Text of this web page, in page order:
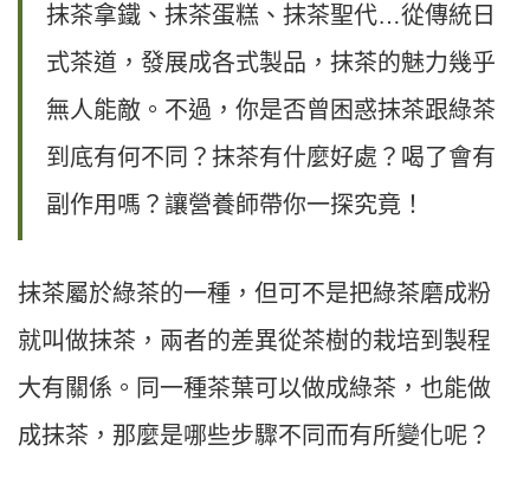
抹茶拿鐵、抹茶蛋糕、抹茶聖代…從傳統日
式茶道，發展成各式製品，抹茶的魅力幾乎
無人能敵。不過，你是否曾困惑抹茶跟綠茶
到底有何不同？抹茶有什麼好處？喝了會有
副作用嗎？讓營養師帶你一探究竟！
抹茶屬於綠茶的一種，但可不是把綠茶磨成粉
就叫做抹茶，兩者的差異從茶樹的栽培到製程
大有關係。同一種茶葉可以做成綠茶，也能做
成抹茶，那麼是哪些步驟不同而有所變化呢？